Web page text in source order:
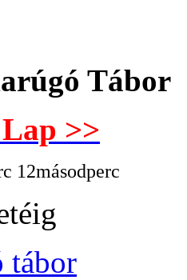
Tábor
>>
12másodperc
tábor